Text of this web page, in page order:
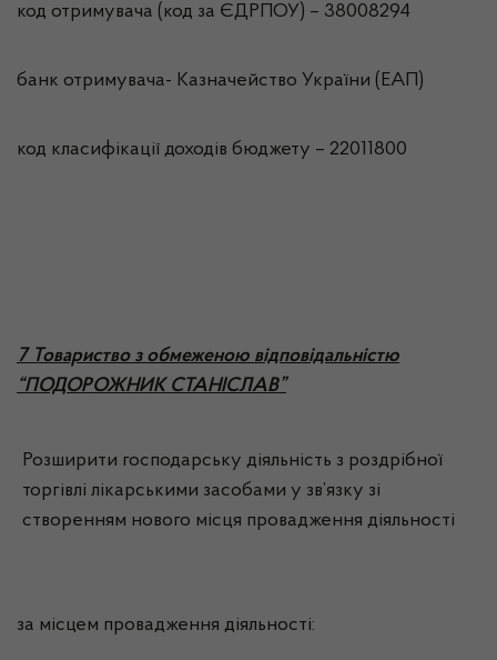
код отримувача (код за ЄДРПОУ) – 38008294
банк отримувача- Казначейство України (ЕАП)
код класифікації доходів бюджету – 22011800
7 Товариство з обмеженою відповідальністю
“ПОДОРОЖНИК СТАНІСЛАВ”
Розширити господарську діяльність з роздрібної
торгівлі лікарськими засобами у зв’язку зі
створенням нового місця провадження діяльності
за місцем провадження діяльності: